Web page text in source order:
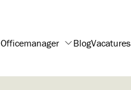
Officemanager BlogVacatures